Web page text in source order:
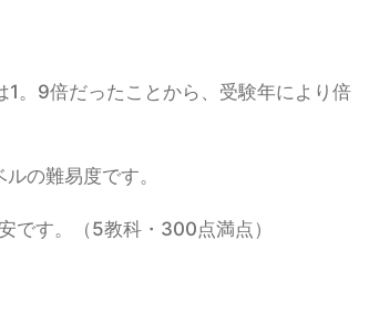
。9倍だったことから、受験年により倍
の難易度です。
です。（5教科・300点満点）